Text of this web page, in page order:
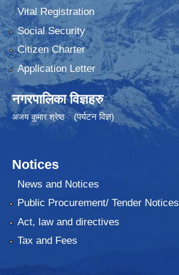
Vital Registration
Social Security
Citizen Charter
Application Letter
नगरपालिका विज्ञहरु
अजय कुमार श्रेष्ठ (पर्यटन विज्ञ)
Notices
News and Notices
Public Procurement/ Tender Notices
Act, law and directives
Tax and Fees